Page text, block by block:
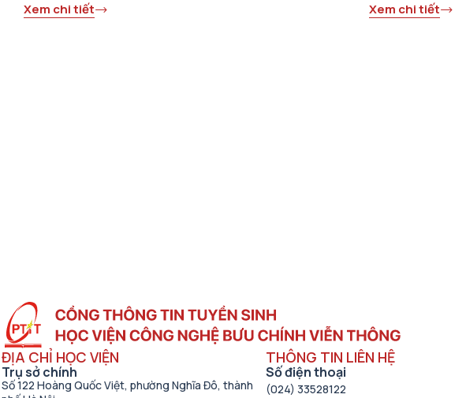
Xem chi tiết Xem chi tiết
ĐỊA CHỈ HỌC VIỆN
Trụ sở chính
Số 122 Hoàng Quốc Việt, phường Nghĩa Đô, thành
THÔNG TIN LIÊN HỆ
Số điện thoại
(024) 33528122